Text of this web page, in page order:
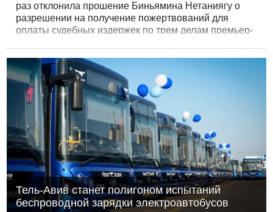
раз отклонила прошение Биньямина Нетаниягу о
разрешении на получение пожертвований для
оплаты судебных издержек по трем делам премьер-
Тель-Авив станет полигоном испытаний
беспроводной зарядки электроавтобусов